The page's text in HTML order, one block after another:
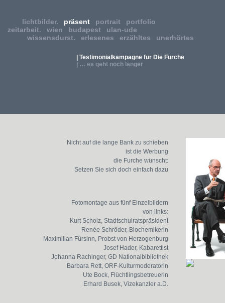
Nicht auf die lange Bank zu schieben
ist die Werbung
die Furche wünscht:
Setzen Sie sich doch einfach dazu
Fotomontage aus fünf Einzelbildern
von links:
Kurt Scholz, Stadtschulratspräsident
Renée Schröder, Biochemikerin
Maximilian Fürsinn, Probst von Herzogenburg
Josef Hader, Kabarettist
Johanna Rachinger, GD Nationalbibliothek
Barbara Rett, ORF-Kulturmoderatorin
Ute Bock, Flüchtlingsbetreuerin
Erhard Busek, Vizekanzler a.D.
lichtbilder. präsent portrait
portfolio
zeitarbeit.
wien budapest
ulan-ude
wissensdurst.
erlesenes erzähltes unerhörtes
| Testimonialkampagne für Die Furche
| … es geht noch länger